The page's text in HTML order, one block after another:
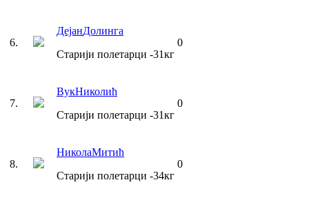
6.
ДејанДолинга
Старији полетарци -31кг
0
7.
ВукНиколић
Старији полетарци -31кг
0
8.
НиколаМитић
Старији полетарци -34кг
0